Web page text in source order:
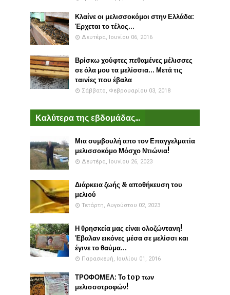
Κλαίνε οι μελισσοκόμοι στην Ελλάδα:
Έρχεται το τέλος...
Δευτέρα, Ιουνίου 06, 2016
Βρίσκω χούφτες πεθαμένες μέλισσες
σε όλα μου τα μελίσσια... Μετά τις
ταινίες που έβαλα
Σάββατο, Φεβρουαρίου 03, 2018
Καλύτερα της εβδομάδας...
Μια συμβουλή απο τον Επαγγελματία
μελισσοκόμο Μόσχο Ντιώνια!
Δευτέρα, Ιουνίου 26, 2023
Διάρκεια ζωής & αποθήκευση του
μελιού
Τετάρτη, Αυγούστου 02, 2023
Η θρησκεία μας είναι ολοζώντανη!
Έβαλαν εικόνες μέσα σε μελίσσι και
έγινε το θαύμα...
Παρασκευή, Ιουλίου 01, 2016
ΤΡΟΦΟΜΕΛ: Το top των
μελισσοτροφών!